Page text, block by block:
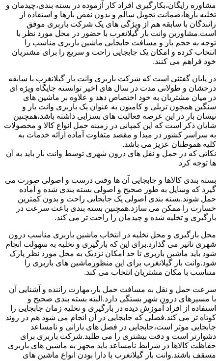
مشاوره رایگان،بکارگیری افراد کار آزموده در بسته بندی،چیدمان و
تخلیه بارها،ضمانت تحویل سالم و بدون نقص بارها و استفاده از
رانندگان با سابقه هم از ویژگی های یک شرکت باربری موفق
است.مشاورین وانت بار گیلانغرب با حضور در محل مورد نظر با
توجه به حجم بار و مسافت جابجایی ماشین باربری مناسب را
انتخاب کرده و امکان یک جابجایی راحت و سریع را برای مشتریان
خود فراهم می کنند.
در پایان گفتنی است که شرکت باربری وانت بار گیلانغرب با سابقه
درخشان و طولانی مدت در سال های اخیر توانسته جایگاه ویژه ای
در میان مشتریان به خود اختصاص دهد و علاوه بر ماشین های
سنگین همچون تریلی و کامیون به عنوان یک باربری وانت بار و
نیسان بار در این عرصه فعالیت های بسزایی داشته باشد،همچنین
شایان ذکر است که این کمپانی در زمینه حمل انواع کالا و محصولات
به سراسر کشور در مبدا و مقصد متفاوت آماده ارائه خدمات به
کلیه هموطنان عزیز می باشد.
نکاتی که در حمل و نقل های درون شهری توسط وانت بار باید به آن
ها توجه کرد
بسته بندی کالاها و جابجایی آن ها وقتی درست و اصولی صورت می
گیرد که وسایل به طور صحیح و اصولی بسته بندی شده و آماده
حمل شوند.بسته بندی اصولی یک جابجایی راحت و بدون کمترین
خسارت را ممکن می سازد.همچنین بسته بندی باعث سرعت در
بارگیری و تخلیه شده و چیدمان را راحت تر می کند.
محل بارگیری و محل تخلیه در انتخاب ماشین باربری مناسب درون
شهری تاثیر می گذارد.برای این که بارگیری و تخلیه به سهولت انجام
شود باید ماشین باربری تا حد امکان نزدیک به محل مورد نظر پارک
شود.وانت بار گیلانغرب برای این منظورماشین های باربری را
متناسب با مکان مشتریان انتخاب می کند.
سرعت حمل و نقل به مسافت حمل بار،مهارت راننده و آشنایی آن
با مسیرهای درون شهر بستگی دارد.البته بسته بندی صحیح و
استفاده از افراد آموزش دیده در بارگیری و تخلیه زمان جابجایی را
کوتاه تر می کند.فصلی که جابجایی در آن انجام می شود هم در روند
جابجایی موثر است،جابجایی در فصل های بارانی و نامساعد
دشوارتر است و دقت بیشتری را می طلبد.شرکت باربری برای
حفاظت کالاها در شرایط نامساعد باید مجهز به ماشین های باربری
مسقف باشند.وانت بار گیلانغرب با دارا بودن انواع ماشین های